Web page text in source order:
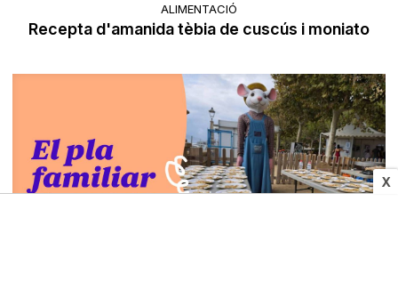
X
ALIMENTACIÓ
Recepta d'amanida tèbia de cuscús i moniato